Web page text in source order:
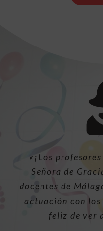
«¡Los
Señora de
docentes de
actuación con
feliz de ver